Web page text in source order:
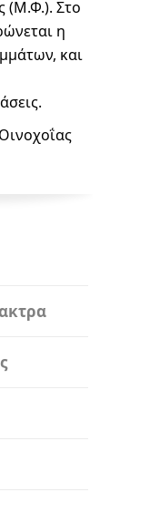
(Μ.Φ.). Στο
η
και